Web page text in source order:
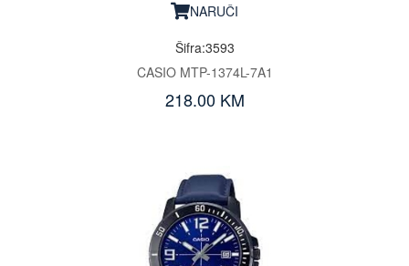
NARUČI
Šifra:3593
CASIO MTP-1374L-7A1
218.00 KM